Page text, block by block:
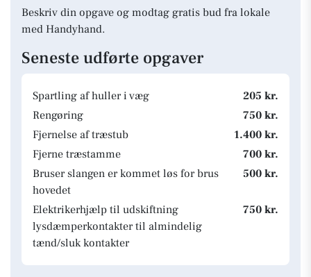
Beskriv din opgave og modtag gratis bud fra lokale
med Handyhand.
Seneste udførte opgaver
Spartling af huller i væg
205 kr.
Rengøring
750 kr.
Fjernelse af træstub
1.400 kr.
Fjerne træstamme
700 kr.
Bruser slangen er kommet løs for brus
hovedet
500 kr.
Elektrikerhjælp til udskiftning
lysdæmperkontakter til almindelig
tænd/sluk kontakter
750 kr.